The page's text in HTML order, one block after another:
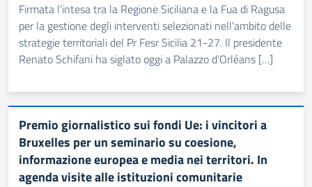
Firmata l’intesa tra la Regione Siciliana e la Fua di Ragusa
per la gestione degli interventi selezionati nell’ambito delle
strategie territoriali del Pr Fesr Sicilia 21-27. Il presidente
Renato Schifani ha siglato oggi a Palazzo d’Orléans […]
Premio giornalistico sui fondi Ue: i vincitori a
Bruxelles per un seminario su coesione,
informazione europea e media nei territori. In
agenda visite alle istituzioni comunitarie